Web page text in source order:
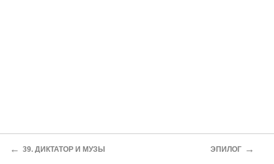
← 39. ДИКТАТОР И МУЗЫ ЭПИЛОГ →